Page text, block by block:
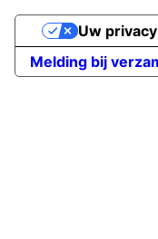
Melding bij
Uw